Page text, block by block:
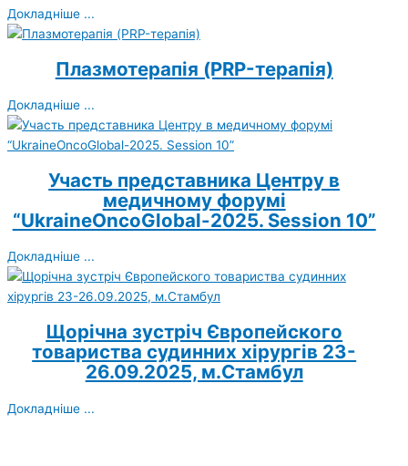
Докладніше ...
Плазмотерапія (PRP-терапія)
Докладніше ...
Участь представника Центру в
медичному форумі
“UkraineOncoGlobal-2025. Session 10”
Докладніше ...
Щорічна зустріч Європейского
товариства судинних хірургів 23-
26.09.2025, м.Стамбул
Докладніше ...